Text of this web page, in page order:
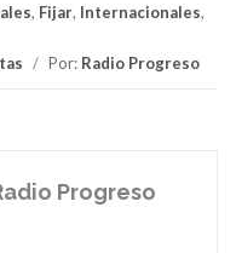
, Fijar, Internacionales,
/ Por: Radio Progreso
Progreso